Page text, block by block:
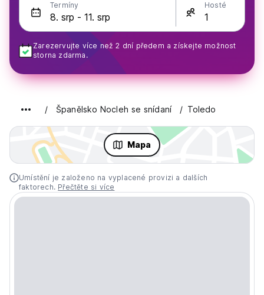
Termíny Hosté
Zarezervujte více než 2 dní předem a získejte možnost
storna zdarma.
Španělsko Nocleh se snídaní Toledo
Mapa
Umístění je založeno na vyplacené provizi a dalších
faktorech. Přečtěte si více